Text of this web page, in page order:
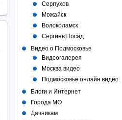
Серпухов
Можайск
Волоколамск
Сергиев Посад
Видео о Подмосковье
Видеогалерея
Москва видео
Подмосковье онлайн видео
Блоги и Интернет
Города МО
Дачникам